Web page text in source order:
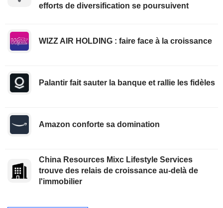
efforts de diversification se poursuivent
WIZZ AIR HOLDING : faire face à la croissance
Palantir fait sauter la banque et rallie les fidèles
Amazon conforte sa domination
China Resources Mixc Lifestyle Services
trouve des relais de croissance au-delà de
l'immobilier